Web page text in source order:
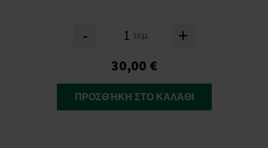
- τεμ. +
30,00 €
ΠΡΟΣΘΉΚΗ ΣΤΟ ΚΑΛΆΘΙ